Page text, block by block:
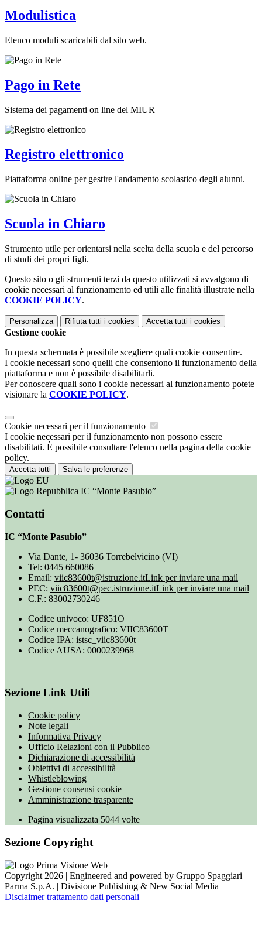
Modulistica
Elenco moduli scaricabili dal sito web.
Pago in Rete
Sistema dei pagamenti on line del MIUR
Registro elettronico
Piattaforma online per gestire l'andamento scolastico degli alunni.
Scuola in Chiaro
Strumento utile per orientarsi nella scelta della scuola e del percorso
di studi dei propri figli.
Questo sito o gli strumenti terzi da questo utilizzati si avvalgono di
cookie necessari al funzionamento ed utili alle finalità illustrate nella
COOKIE POLICY.
Personalizza Rifiuta tutti i cookies Accetta tutti i cookies
Gestione cookie
In questa schermata è possibile scegliere quali cookie consentire.
I cookie necessari sono quelli che consentono il funzionamento della
piattaforma e non è possibile disabilitarli.
Per conoscere quali sono i cookie necessari al funzionamento potete
visionare la COOKIE POLICY.
Cookie necessari per il funzionamento
I cookie necessari per il funzionamento non possono essere
disabilitati. È possibile consultare l'elenco nella pagina della cookie
policy.
Accetta tutti Salva le preferenze
IC “Monte Pasubio”
Contatti
IC “Monte Pasubio”
Via Dante, 1- 36036 Torrebelvicino (VI)
Tel: 0445 660086
Email: viic83600t@istruzione.itLink per inviare una mail
PEC: viic83600t@pec.istruzione.itLink per inviare una mail
C.F.: 83002730246
Codice univoco: UF851O
Codice meccanografico: VIIC83600T
Codice IPA: istsc_viic83600t
Codice AUSA: 0000239968
Sezione Link Utili
Cookie policy
Note legali
Informativa Privacy
Ufficio Relazioni con il Pubblico
Dichiarazione di accessibilità
Obiettivi di accessibilità
Whistleblowing
Gestione consensi cookie
Amministrazione trasparente
Pagina visualizzata 5044 volte
Sezione Copyright
Copyright 2026 | Engineered and powered by Gruppo Spaggiari
Parma S.p.A. | Divisione Publishing & New Social Media
Disclaimer trattamento dati personali